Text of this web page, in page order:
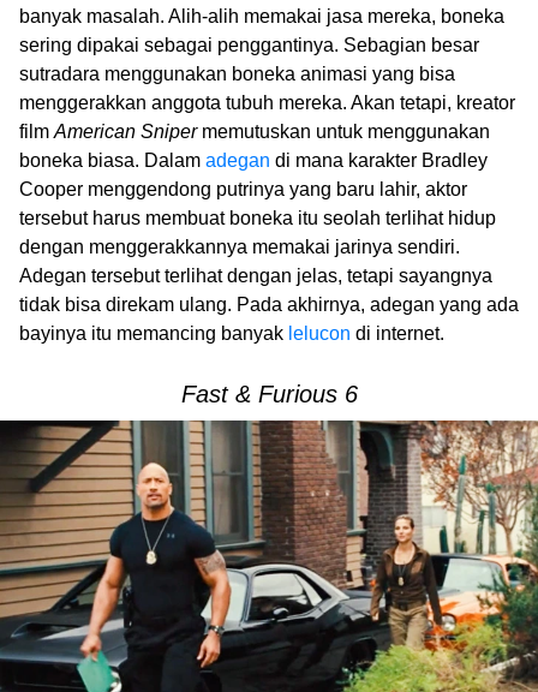
banyak masalah. Alih-alih memakai jasa mereka, boneka
sering dipakai sebagai penggantinya. Sebagian besar
sutradara menggunakan boneka animasi yang bisa
menggerakkan anggota tubuh mereka. Akan tetapi, kreator
filmAmerican Sniper memutuskan untuk menggunakan
boneka biasa. Dalam adegan di mana karakter Bradley
Cooper menggendong putrinya yang baru lahir, aktor
tersebut harus membuat boneka itu seolah terlihat hidup
dengan menggerakkannya memakai jarinya sendiri.
Adegan tersebut terlihat dengan jelas, tetapi sayangnya
tidak bisa direkam ulang. Pada akhirnya, adegan yang ada
bayinya itu memancing banyak lelucon di internet.
Fast & Furious 6